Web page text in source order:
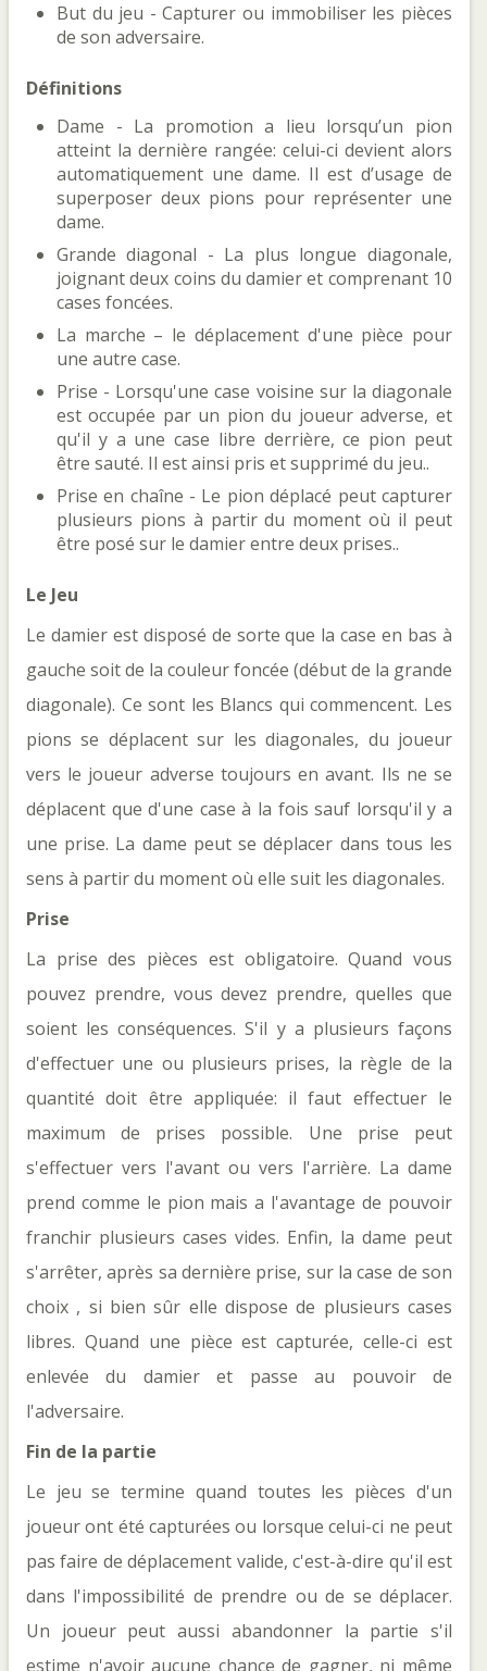
But du jeu - Capturer ou immobiliser les pièces
de son adversaire.
Définitions
Dame - La promotion a lieu lorsqu’un pion
atteint la dernière rangée: celui-ci devient alors
automatiquement une dame. Il est d’usage de
superposer deux pions pour représenter une
dame.
Grande diagonal - La plus longue diagonale,
joignant deux coins du damier et comprenant 10
cases foncées.
La marche – le déplacement d'une pièce pour
une autre case.
Prise - Lorsqu'une case voisine sur la diagonale
est occupée par un pion du joueur adverse, et
qu'il y a une case libre derrière, ce pion peut
être sauté. Il est ainsi pris et supprimé du jeu..
Prise en chaîne - Le pion déplacé peut capturer
plusieurs pions à partir du moment où il peut
être posé sur le damier entre deux prises..
Le Jeu
Le damier est disposé de sorte que la case en bas à
gauche soit de la couleur foncée (début de la grande
diagonale). Ce sont les Blancs qui commencent. Les
pions se déplacent sur les diagonales, du joueur
vers le joueur adverse toujours en avant. Ils ne se
déplacent que d'une case à la fois sauf lorsqu'il y a
une prise. La dame peut se déplacer dans tous les
sens à partir du moment où elle suit les diagonales.
Prise
La prise des pièces est obligatoire. Quand vous
pouvez prendre, vous devez prendre, quelles que
soient les conséquences. S'il y a plusieurs façons
d'effectuer une ou plusieurs prises, la règle de la
quantité doit être appliquée: il faut effectuer le
maximum de prises possible. Une prise peut
s'effectuer vers l'avant ou vers l'arrière. La dame
prend comme le pion mais a l'avantage de pouvoir
franchir plusieurs cases vides. Enfin, la dame peut
s'arrêter, après sa dernière prise, sur la case de son
choix , si bien sûr elle dispose de plusieurs cases
libres. Quand une pièce est capturée, celle-ci est
enlevée du damier et passe au pouvoir de
l'adversaire.
Fin de la partie
Le jeu se termine quand toutes les pièces d'un
joueur ont été capturées ou lorsque celui-ci ne peut
pas faire de déplacement valide, c'est-à-dire qu'il est
dans l'impossibilité de prendre ou de se déplacer.
Un joueur peut aussi abandonner la partie s'il
estime n'avoir aucune chance de gagner, ni même